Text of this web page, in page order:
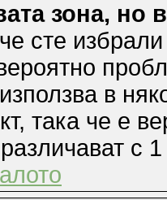
зона, но
сте
в
така че е
с